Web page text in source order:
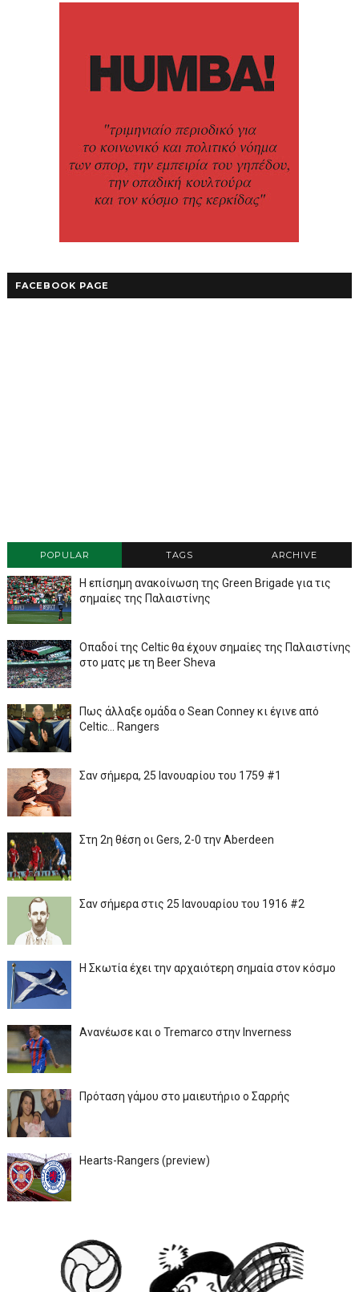
FACEBOOK PAGE
POPULAR TAGS ARCHIVE
Η επίσημη ανακοίνωση της Green Brigade για τις
σημαίες της Παλαιστίνης
Οπαδοί της Celtic θα έχουν σημαίες της Παλαιστίνης
στο ματς με τη Beer Sheva
Πως άλλαξε ομάδα ο Sean Conney κι έγινε από
Celtic... Rangers
Σαν σήμερα, 25 Ιανουαρίου του 1759 #1
Στη 2η θέση οι Gers, 2-0 την Aberdeen
Σαν σήμερα στις 25 Ιανουαρίου του 1916 #2
Η Σκωτία έχει την αρχαιότερη σημαία στον κόσμο
Ανανέωσε και ο Tremarco στην Inverness
Πρόταση γάμου στο μαιευτήριο ο Σαρρής
Hearts-Rangers (preview)